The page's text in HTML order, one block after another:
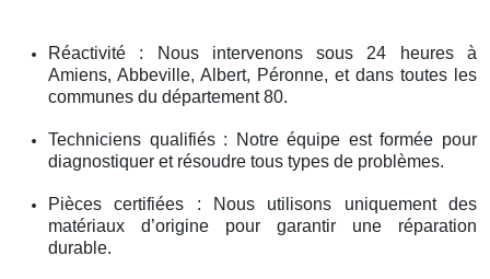
Réactivité : Nous intervenons sous 24 heures à
Amiens, Abbeville, Albert, Péronne, et dans toutes les
communes du département 80.
Techniciens qualifiés : Notre équipe est formée pour
diagnostiquer et résoudre tous types de problèmes.
Pièces certifiées : Nous utilisons uniquement des
matériaux d’origine pour garantir une réparation
durable.